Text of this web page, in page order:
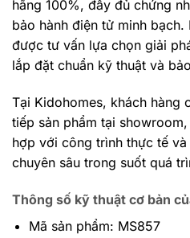
hãng 100%, đầy đủ chứng
bảo hành điện tử minh
được tư vấn lựa chọn giải
lắp đặt chuẩn kỹ thuật và
Tại Kidohomes, khách hàng
tiếp sản phẩm tại
hợp với công trình thực tế
chuyên sâu trong suốt quá
Thông số kỹ thuật cơ bản
Mã sản phẩm: MS857